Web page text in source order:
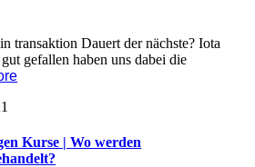
transaktion Dauert der nächste? Iota
gefallen haben uns dabei die
Kurse | Wo werden